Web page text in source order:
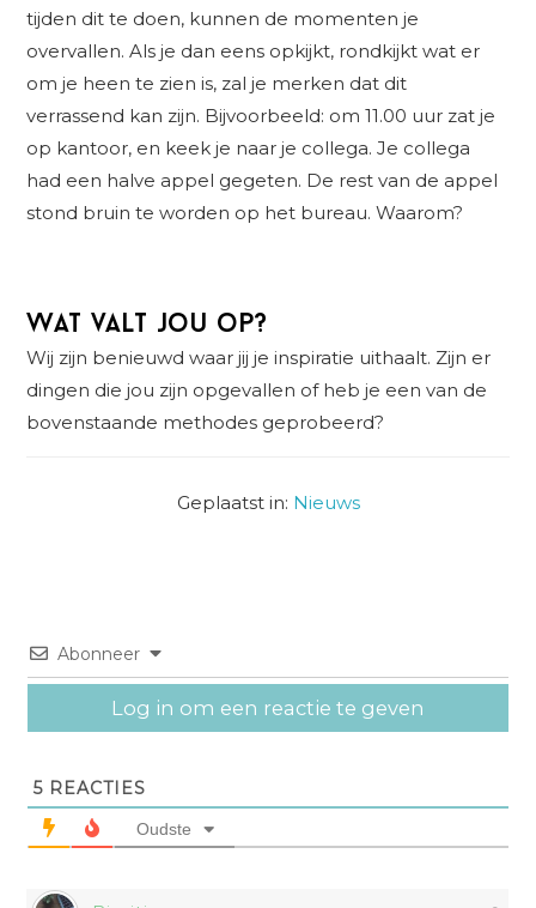
tijden dit te doen, kunnen de momenten je
overvallen. Als je dan eens opkijkt, rondkijkt wat er
om je heen te zien is, zal je merken dat dit
verrassend kan zijn. Bijvoorbeeld: om 11.00 uur zat je
op kantoor, en keek je naar je collega. Je collega
had een halve appel gegeten. De rest van de appel
stond bruin te worden op het bureau. Waarom?
Wat valt jou op?
Wij zijn benieuwd waar jij je inspiratie uithaalt. Zijn er
dingen die jou zijn opgevallen of heb je een van de
bovenstaande methodes geprobeerd?
Geplaatst in: Nieuws
Abonneer
Log in om een reactie te geven
5 REACTIES
Oudste